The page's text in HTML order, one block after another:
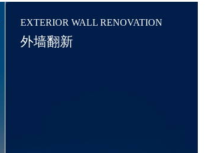
EXTERIOR WALL RENOVATION
外墙翻新